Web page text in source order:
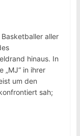
aller
hinaus. In
„MJ“ in ihrer
um den
sah;